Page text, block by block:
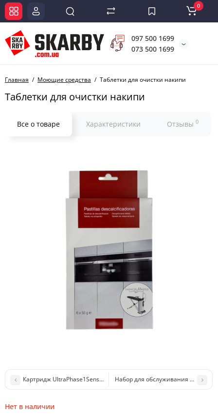
097 500 1699
073 500 1699
0
Главная Моющие средства Таблетки для очистки накипи
Таблетки для очистки накипи
Все о товаре Характеристики Отзывы 0
Картридж UltraPhase1Sensative Набор для обслуживания
Нет в наличии